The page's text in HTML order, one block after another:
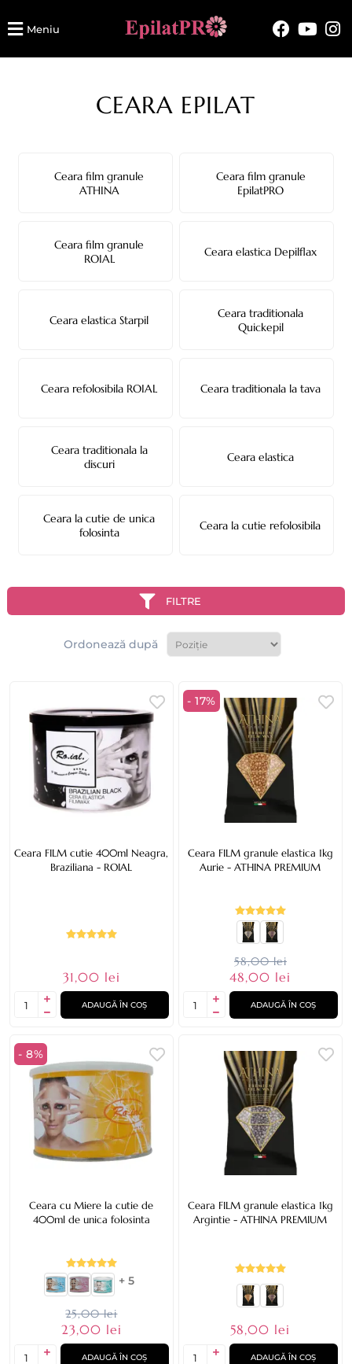
Meniu
CEARA EPILAT
Ceara film granule
ATHINA
Ceara film granule
EpilatPRO
Ceara film granule
ROIAL
Ceara elastica Depilflax
Ceara elastica Starpil
Ceara traditionala
Quickepil
Ceara refolosibila ROIAL Ceara traditionala la tava
Ceara traditionala la
discuri
Ceara elastica
Ceara la cutie de unica
folosinta
Ceara la cutie refolosibila
FILTRE
Ordonează după
Ceara FILM cutie 400ml Neagra,
Braziliana - ROIAL
31,00 lei
ADAUGĂ ÎN COȘ
- 17%
Ceara FILM granule elastica 1kg
Aurie - ATHINA PREMIUM
58,00 lei
48,00 lei
ADAUGĂ ÎN COȘ
- 8%
Ceara cu Miere la cutie de
400ml de unica folosinta
+ 5
25,00 lei
23,00 lei
ADAUGĂ ÎN COȘ
Ceara FILM granule elastica 1kg
Argintie - ATHINA PREMIUM
58,00 lei
ADAUGĂ ÎN COȘ